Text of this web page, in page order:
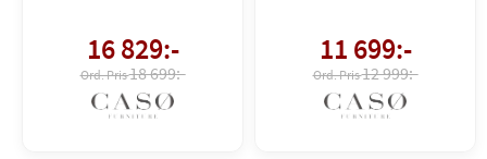
16 829:-
18 699:-
11 699:-
12 999:-